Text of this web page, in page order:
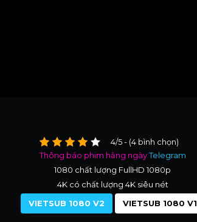
4/5 - (4 bình chọn)
Thông báo phim hằng ngàyTelegram
1080 chất lượng FullHD 1080p
4K có chất lượng 4K siêu nét
VIETSUB 1080 V2
VIETSUB 1080 V1